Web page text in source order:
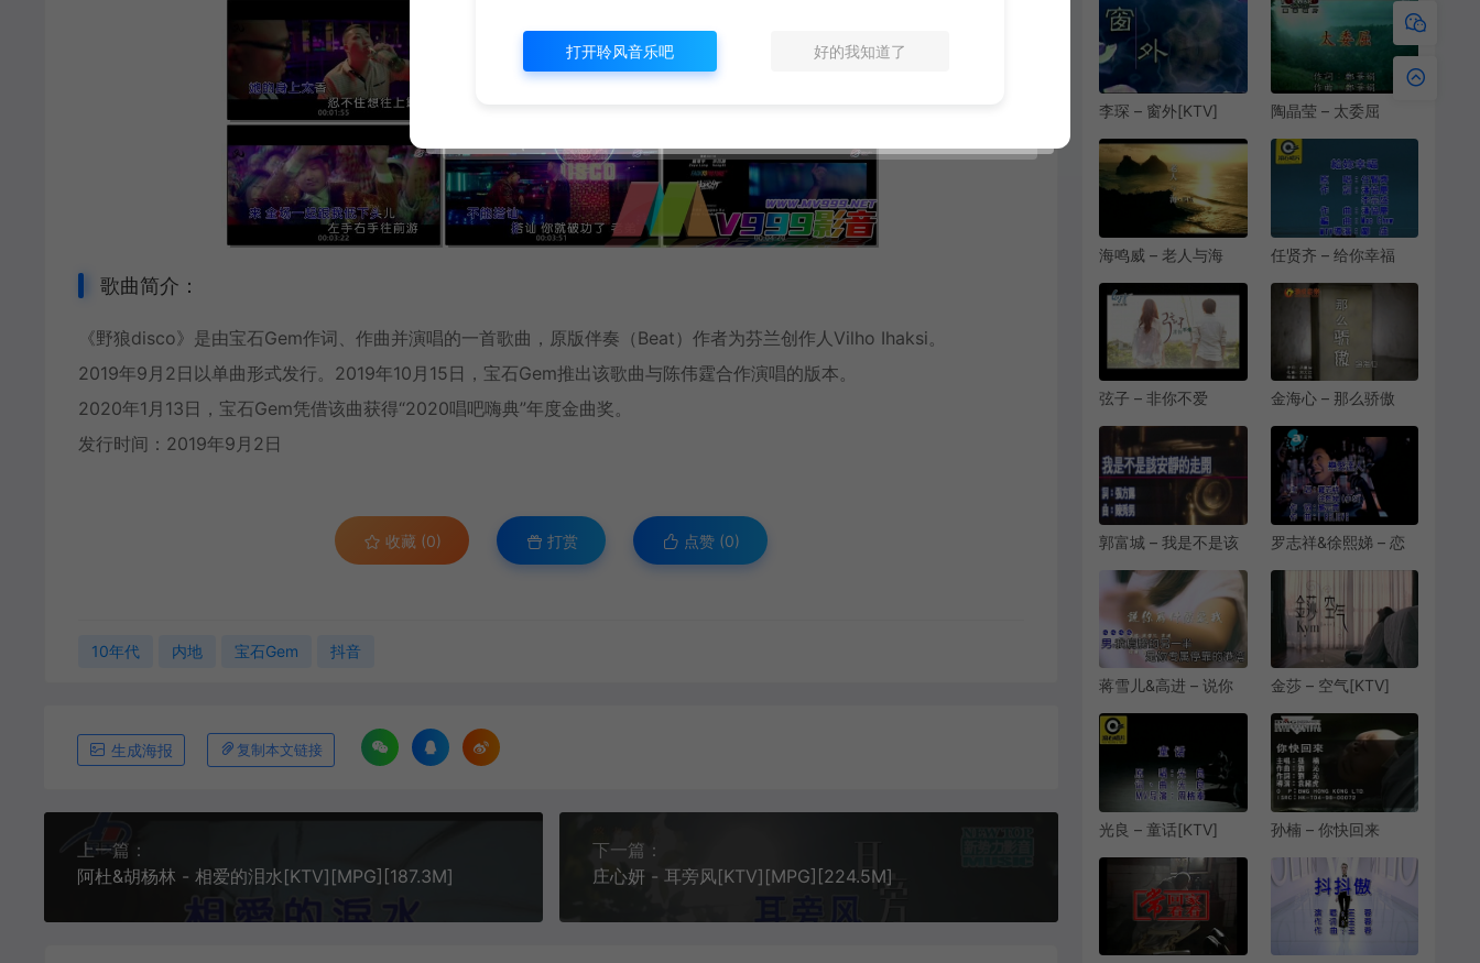
歌曲简介：
《野狼disco》是由宝石Gem作词、作曲并演唱的一首歌曲，原版伴奏（Beat）作者为芬兰创作人Vilho Ihaksi。
2019年9月2日以单曲形式发行。2019年10月15日，宝石Gem推出该歌曲与陈伟霆合作演唱的版本。
2020年1月13日，宝石Gem凭借该曲获得“2020唱吧嗨典”年度金曲奖。
发行时间：2019年9月2日
收藏 (0) 打赏 点赞 (0)
10年代 内地 宝石Gem 抖音
生成海报 复制本文链接
上一篇：
阿杜&胡杨林 - 相爱的泪水[KTV][MPG][187.3M]
下一篇：
庄心妍 - 耳旁风[KTV][MPG][224.5M]
[215M]
[MPG][211.9M]
李琛 – 窗外[KTV]
陶晶莹 – 太委屈
海鸣威 – 老人与海
[165.9M]
任贤齐 – 给你幸福
弦子 – 非你不爱
[193.2M]
金海心 – 那么骄傲
[193.5M]
郭富城 – 我是不是该
[VOB][295.9M]
罗志祥&徐熙娣 – 恋
[142M]
蒋雪儿&高进 – 说你
[MPG][172.9M]
金莎 – 空气[KTV]
光良 – 童话[KTV]
孙楠 – 你快回来
打开聆风音乐吧 好的我知道了